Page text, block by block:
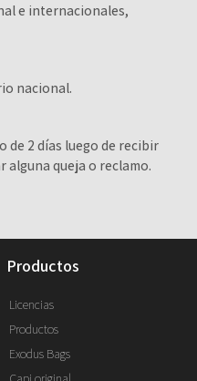
e internacionales,
nacional.
de 2 días luego de recibir
queja o reclamo.
productos
Licencias
Productos
Exodus Bags